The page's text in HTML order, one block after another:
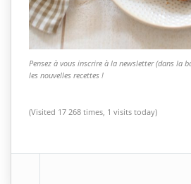
Pensez à vous inscrire à la newsletter (dans la
les nouvelles recettes !
(Visited 17 268 times, 1 visits today)